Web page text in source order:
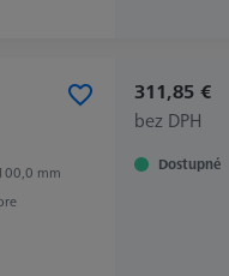
mm
311,85 €
bez DPH
Dostupné